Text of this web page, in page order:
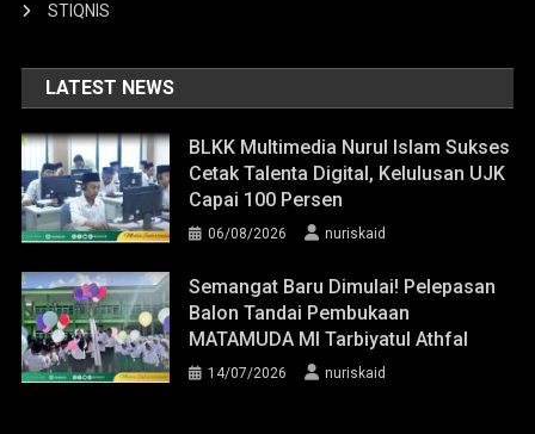
STIQNIS
LATEST NEWS
BLKK Multimedia Nurul Islam Sukses
Cetak Talenta Digital, Kelulusan UJK
Capai 100 Persen
06/08/2026 nuriskaid
Semangat Baru Dimulai! Pelepasan
Balon Tandai Pembukaan
MATAMUDA MI Tarbiyatul Athfal
14/07/2026 nuriskaid